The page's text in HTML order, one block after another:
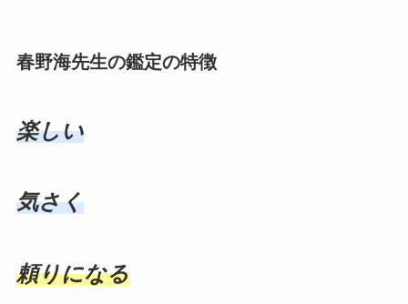
春野海先生の鑑定の特徴
楽しい
気さく
頼りになる